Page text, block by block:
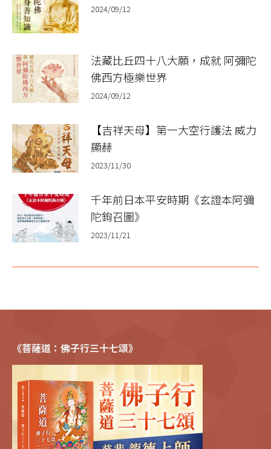
2024/09/12
法藏比丘四十八大願，成就 阿彌陀
佛西方極樂世界
2024/09/12
【吉祥天母】第一大空行護法 威力
顯赫
2023/11/30
千年前日本平安時期《玄證本阿彌
陀鉤召圖》
2023/11/21
《菩薩道：佛子行三十七頌》